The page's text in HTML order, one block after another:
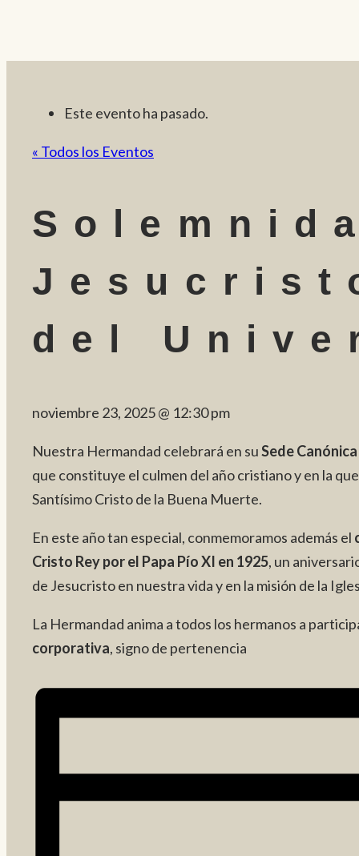
Este evento ha pasado.
« Todos los Eventos
del
noviembre 23, 2025@ 12:30 pm
Nuestra Hermandad celebrará en suSede Canónica
que constituye el culmen del año cristiano y en la
Santísimo Cristo de la Buena Muerte.
En este año tan especial, conmemoramos además el
Cristo Rey por el Papa Pío XI en 1925, un
de Jesucristo en nuestra vida y en la misión de la
La Hermandad anima a todos los hermanos a
corporativa, signo de pertenencia